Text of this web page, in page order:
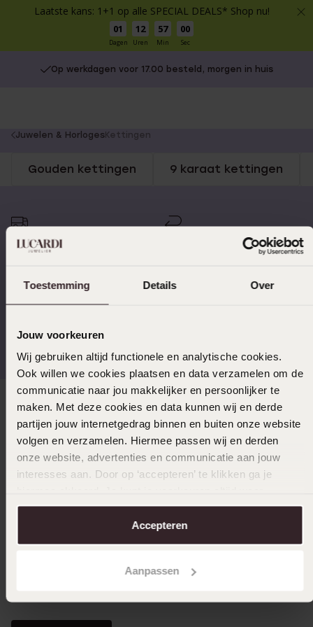
Laatste kans: 1+1 op alle SPECIAL DEALS* Shop nu!
01
Dagen
12
Uren
57
Min
00
Sec
Toestemming Details Over
Jouw voorkeuren
Wij gebruiken altijd functionele en analytische cookies.
Ook willen we cookies plaatsen en data verzamelen om de
communicatie naar jou makkelijker en persoonlijker te
maken. Met deze cookies en data kunnen wij en derde
partijen jouw internetgedrag binnen en buiten onze website
volgen en verzamelen. Hiermee passen wij en derden
onze website, advertenties en communicatie aan jouw
interesses aan. Door op ‘accepteren’ te klikken ga je
aanpassen. Lees er meer over in onscookiebeleid.
Accepteren
Aanpassen
Op werkdagen voor 17.00 besteld, morgen in huis
You
here:
Juwelen & Horloges Kettingen
Gouden kettingen 9 karaat kettingen
Op werkdagen voor 17.00
besteld, morgen in huis
14 dagen gratis
Gratis verzending vanaf
Direct naar
Over Lucardi
Klantendienst